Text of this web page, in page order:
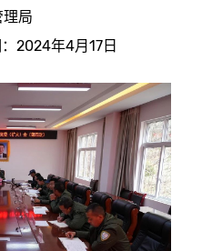
局
：2024年4月17日